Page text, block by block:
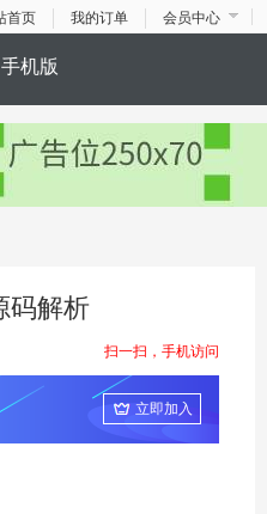
首页 我的订单 会员中心
手机版
码解析
扫一扫，手机访问
立即加入